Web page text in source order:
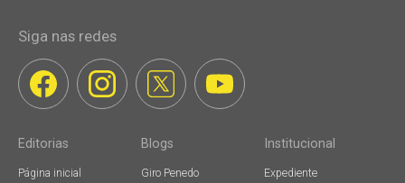
Siga nas redes
Editorias
Página inicial
Blogs
Giro Penedo
Institucional
Expediente